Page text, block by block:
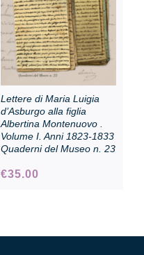
Lettere di Maria Luigia
d’Asburgo alla figlia
Albertina Montenuovo .
Volume I. Anni 1823-1833
Quaderni del Museo n. 23
€35.00